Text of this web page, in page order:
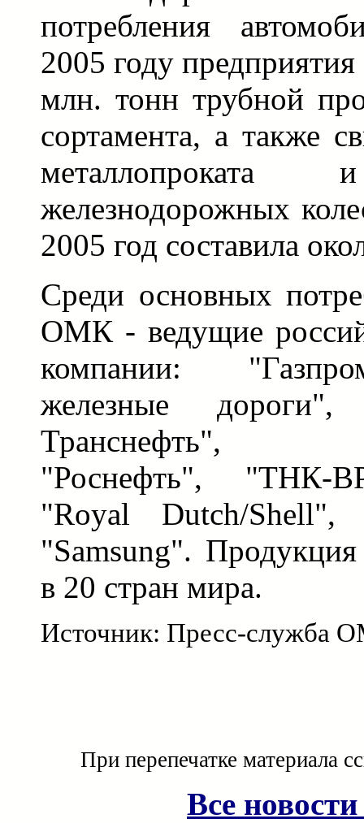
потребления
2005 году
млн. тонн трубной
сортамента, а также
железнодорожных
2005 год составила
Среди основных
ОМК - ведущие
компании:
железные
Транснефть",
"Роснефть", "ТНК-
"Royal Dutch/Shell",
"Samsung".
в 20 стран мира.
Источник: Пресс-служба
При перепечатке материала
Все